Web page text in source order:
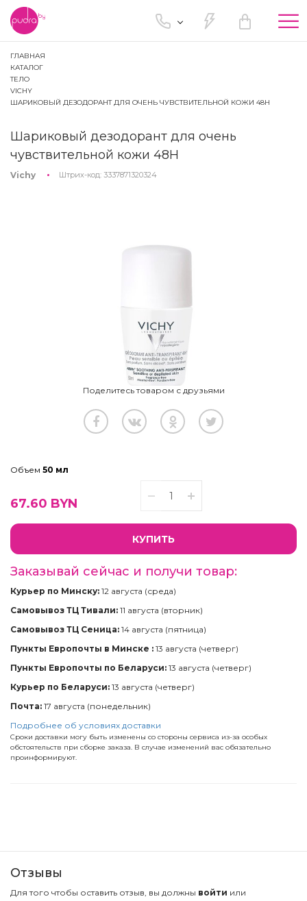
ГЛАВНАЯ
КАТАЛОГ
ТЕЛО
VICHY
ШАРИКОВЫЙ ДЕЗОДОРАНТ ДЛЯ ОЧЕНЬ ЧУВСТВИТЕЛЬНОЙ КОЖИ 48Н
Шариковый дезодорант для очень
чувствительной кожи 48Н
Vichy Штрих-код: 3337871320324
Поделитесь товаром с друзьями
Объем 50 мл
67.60 BYN
КУПИТЬ
Заказывай сейчас и получи товар:
Курьер по Минску: 12 августа (среда)
Самовывоз ТЦ Тивали: 11 августа (вторник)
Самовывоз ТЦ Сеница: 14 августа (пятница)
Пункты Европочты в Минске : 13 августа (четверг)
Пункты Европочты по Беларуси: 13 августа (четверг)
Курьер по Беларуси: 13 августа (четверг)
Почта: 17 августа (понедельник)
Подробнее об условиях доставки
Сроки доставки могу быть изменены со стороны сервиса из-за особых
обстоятельств при сборке заказа. В случае изменений вас обязательно
проинформируют.
Отзывы
Для того чтобы оставить отзыв, вы должны войти или